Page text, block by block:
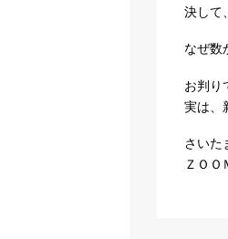
決して
なぜ数
お判り
実は、
さいた
ＺＯＯ